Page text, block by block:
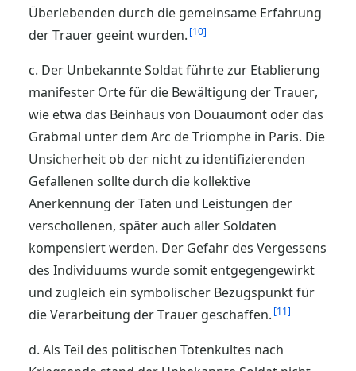
Überlebenden durch die gemeinsame Erfahrung
der Trauer geeint wurden. 10
c. Der Unbekannte Soldat führte zur Etablierung
manifester Orte für die Bewältigung der Trauer,
wie etwa das Beinhaus von Douaumont oder das
Grabmal unter dem Arc de Triomphe in Paris. Die
Unsicherheit ob der nicht zu identifizierenden
Gefallenen sollte durch die kollektive
Anerkennung der Taten und Leistungen der
verschollenen, später auch aller Soldaten
kompensiert werden. Der Gefahr des Vergessens
des Individuums wurde somit entgegengewirkt
und zugleich ein symbolischer Bezugspunkt für
die Verarbeitung der Trauer geschaffen. 11
d. Als Teil des politischen Totenkultes nach